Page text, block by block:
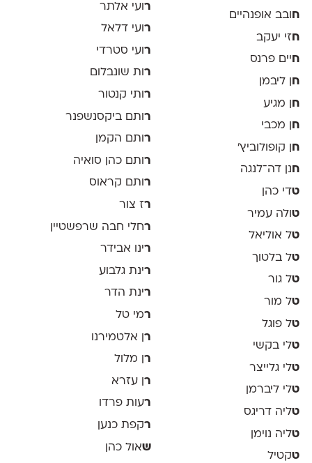
חובב אופנהיים
חזי יעקב
חיים פרנס
ח
ן ליבמן
ח
ן מגיע
ח ן מכבי
ח
ן קופולוביץ'
חנן דה־לנגה
טדי כהן
טולה עמיר
טל אוליאל
טל בלטוך
טל גור
טל מור
טל פוגל
טלי בקשי
טלי גלייצר
טלי ליברמן
טליה דריגס
טליה נוימן
טקטיל
ר ועי אלתר
רועי דלאל
ר ועי סטרדי
רות שונבלום
ר ותי קנטור
ר ותם ביקסנשפנר
רותם הקמן
ר ותם כהן סואיה
רותם קראוס
רז צור
רחלי חבה שרפשטיין
רינו אבידר
רינת גלבוע
רינת הדר
רמי טל
רן אלטמירנו
ר ן מלול
ר ן עזרא
רעות פרדו
רקפת כנען
שאול כהן